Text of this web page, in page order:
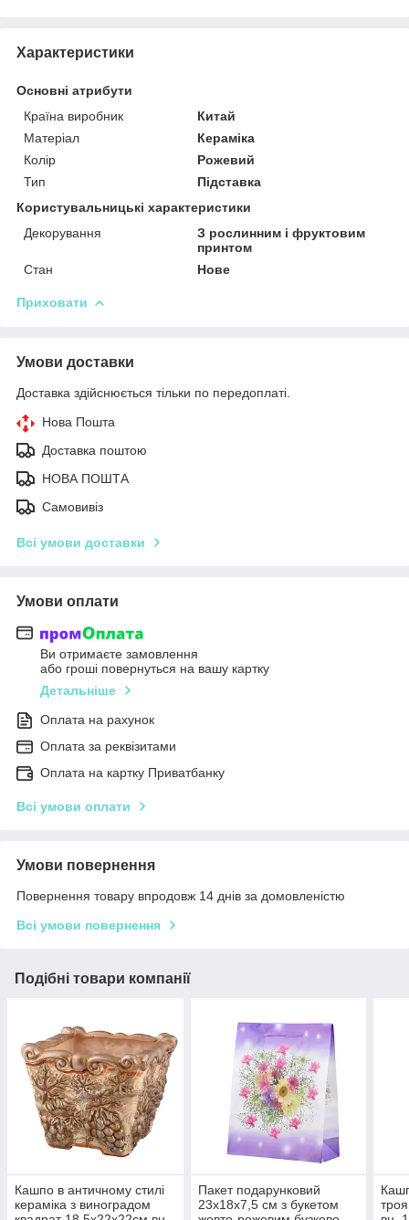
Характеристики
Основні атрибути
Країна виробник
Китай
Матеріал
Кераміка
Колір
Рожевий
Тип
Підставка
Користувальницькі характеристики
Декорування
З рослинним і фруктовим
принтом
Стан
Нове
Приховати
Умови доставки
Доставка здійснюється тільки по передоплаті.
Нова Пошта
Доставка поштою
НОВА ПОШТА
Самовивіз
Всі умови доставки
Умови оплати
Ви отримаєте замовлення
або гроші повернуться на вашу картку
Детальніше
Оплата на рахунок
Оплата за реквізитами
Оплата на картку Приватбанку
Всі умови оплати
Умови повернення
Повернення товару впродовж 14 днів за домовленістю
Всі умови повернення
Подібні товари компанії
Кашпо в античному стилі
кераміка з виноградом
Пакет подарунковий
23х18х7,5 см з букетом